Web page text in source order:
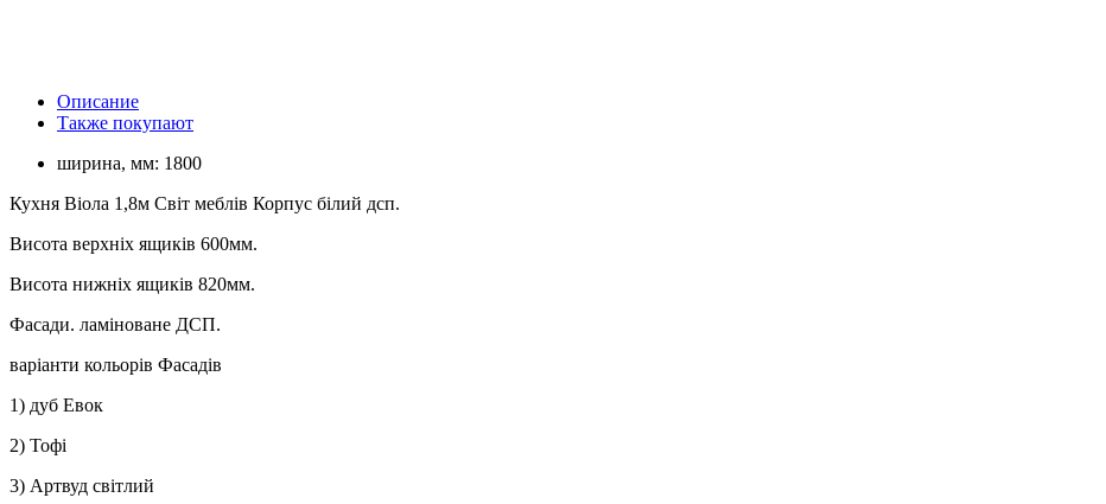
Описание
Также покупают
ширина, мм: 1800
Кухня Віола 1,8м Світ меблів Корпус білий дсп.
Висота верхніх ящиків 600мм.
Висота нижніх ящиків 820мм.
Фасади. ламіноване ДСП.
варіанти кольорів Фасадів
1) дуб Евок
2) Тофі
3) Артвуд світлий